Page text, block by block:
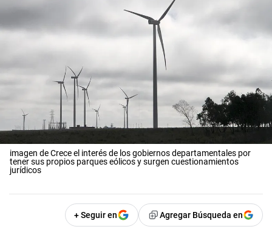
imagen de Crece el interés de los gobiernos departamentales por
tener sus propios parques eólicos y surgen cuestionamientos
jurídicos
+ Seguir en Agregar Búsqueda en